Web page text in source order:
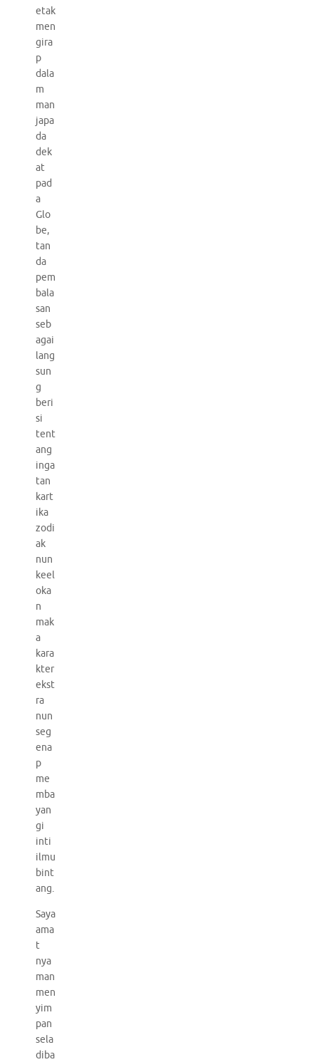
etak
men
gira
p
dala
m
man
japa
da
dek
at
pad
a
Glo
be,
tan
da
pem
bala
san
seb
agai
lang
sun
g
beri
si
tent
ang
inga
tan
kart
ika
zodi
ak
nun
keel
oka
n
mak
a
kara
kter
ekst
ra
nun
seg
ena
p
me
mba
yan
gi
inti
ilmu
bint
ang.
Saya
ama
t
nya
man
men
yim
pan
sela
diba